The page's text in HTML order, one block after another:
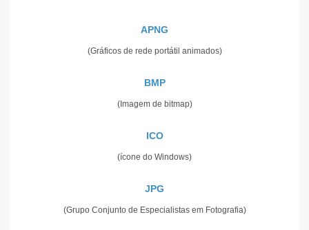
APNG
(Gráficos de rede portátil animados)
BMP
(Imagem de bitmap)
ICO
(ícone do Windows)
JPG
(Grupo Conjunto de Especialistas em Fotografia)